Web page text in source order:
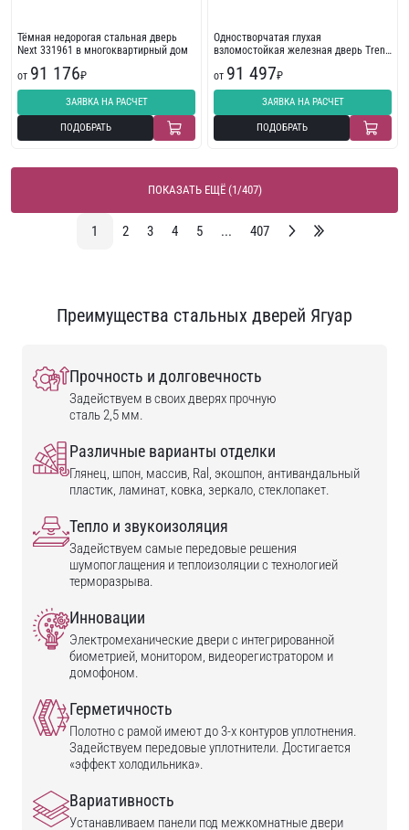
Тёмная недорогая стальная дверь
Next 331961 в многоквартирный дом
от 91 176₽
ЗАЯВКА НА РАСЧЕТ
ПОДОБРАТЬ
Одностворчатая глухая
взломостойкая железная дверь Trend
от 91 497₽
ЗАЯВКА НА РАСЧЕТ
ПОДОБРАТЬ
ПОКАЗАТЬ ЕЩЁ (1/407)
1 2 3 4 5 ... 407
Преимущества стальных дверей Ягуар
Прочность и долговечность
Задействуем в своих дверях прочную
сталь 2,5 мм.
Различные варианты отделки
Глянец, шпон, массив, Ral, экошпон, антивандальный
пластик, ламинат, ковка, зеркало, стеклопакет.
Тепло и звукоизоляция
Задействуем самые передовые решения
шумопоглащения и теплоизоляции с технологией
терморазрыва.
Инновации
Электромеханические двери с интегрированной
биометрией, монитором, видеорегистратором и
домофоном.
Герметичность
Полотно с рамой имеют до 3-х контуров уплотнения.
Задействуем передовые уплотнители. Достигается
«эффект холодильника».
Вариативность
Устанавливаем панели под межкомнатные двери